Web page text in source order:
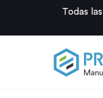
Todas